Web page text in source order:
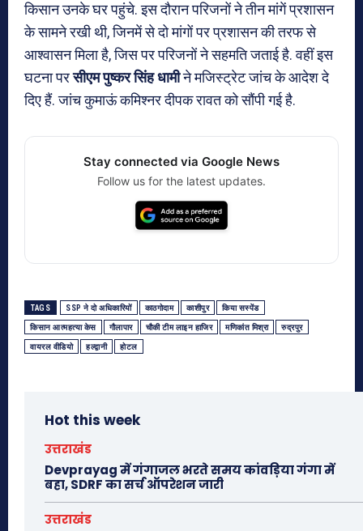
किसान उनके घर पहुंचे. इस दौरान परिजनों ने तीन मांगें प्रशासन
के सामने रखी थी, जिनमें से दो मांगों पर प्रशासन की तरफ से
आश्वासन मिला है, जिस पर परिजनों ने सहमति जताई है. वहीं इस
घटना परसीएम पुष्कर सिंह धामीने मजिस्ट्रेट जांच के आदेश दे
दिए हैं. जांच कुमाऊं कमिश्नर दीपक रावत को सौंपी गई है.
Stay connected via Google News
Follow us for the latest updates.
TAGS SSP ने दो अधिकारियों काठगोदाम काशीपुर किया सस्पेंड
किसान आत्महत्या केस गौलापार चौकी टीम लाइन हाजिर मणिकांत मिश्रा रुद्रपुर
वायरल वीडियो हल्द्वानी होटल
Hot this week
उत्तराखंड
Devprayag में गंगाजल भरते समय कांवड़िया गंगा में
बहा, SDRF का सर्च ऑपरेशन जारी
उत्तराखंड